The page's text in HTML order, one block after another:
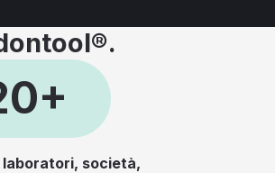
laboratori, società,